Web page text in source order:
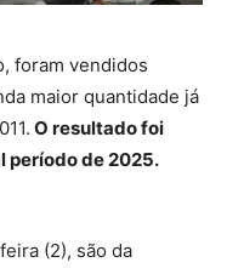
foram vendidos
maior quantidade já
O resultado foi
período de 2025.
(2), são da